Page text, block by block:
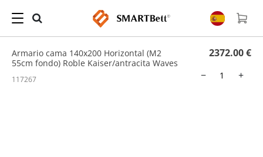
Hogar Cama Abatible
/ Armario cama 140x200 Horizontal (M2 55cm fondo) Roble
Armario cama 140x200 Horizontal (M2
55cm fondo) Roble Kaiser/antracita Waves
2372.00 €
−
+
117267